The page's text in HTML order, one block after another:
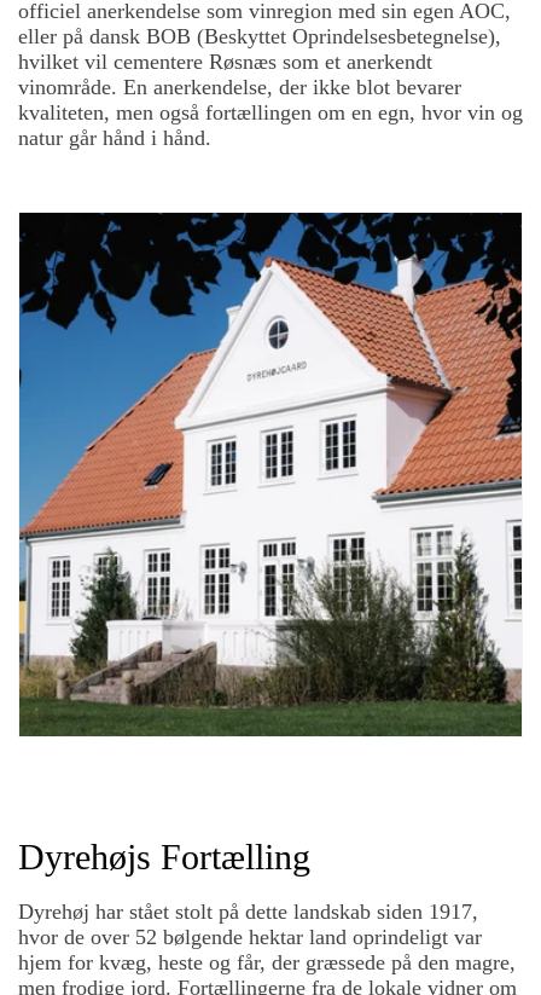
officiel anerkendelse som vinregion med sin egen AOC,
eller på dansk BOB (Beskyttet Oprindelsesbetegnelse),
hvilket vil cementere Røsnæs som et anerkendt
vinområde. En anerkendelse, der ikke blot bevarer
kvaliteten, men også fortællingen om en egn, hvor vin og
natur går hånd i hånd.
Dyrehøjs Fortælling
Dyrehøj har stået stolt på dette landskab siden 1917,
hvor de over 52 bølgende hektar land oprindeligt var
hjem for kvæg, heste og får, der græssede på den magre,
men frodige jord. Fortællingerne fra de lokale vidner om